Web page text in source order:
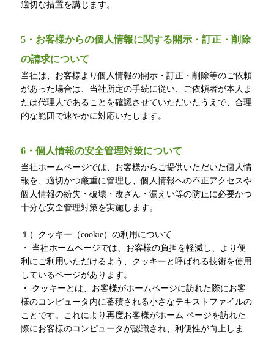
適切な措置を講じます。
5・お客様からの個人情報に関する開示・訂正・削除
の請求について
当社は、お客様より個人情報の開示・訂正・削除等のご依頼
があった場合は、当社所定の手続に従い、ご依頼者が本人ま
たは代理人であることを確認させていただいたうえで、合理
的な範囲で速やかに対応いたします。
6・個人情報の安全管理対策について
当社ホームページでは、お客様からご提供いただいた個人情
報を、適切かつ厳重に管理し、個人情報への不正アクセスや
個人情報の紛失・破壊・改ざん・漏えい等の防止に必要かつ
十分な安全管理対策を実施します。
１）クッキー（cookie）の利用について
・ 当社ホームページでは、お客様の負担を軽減し、より便
利にご利用いただけるよう、クッキーと呼ばれる技術を使用
しているページがあります。
・ クッキーとは、お客様がホームページに訪れた際にお客
様のコンピュータ内に蓄積される小さなテキストファイルの
ことです。これにより再度お客様がホーム ページを訪れた
際にお客様のコンピュータが認識され、利便性が向上しま